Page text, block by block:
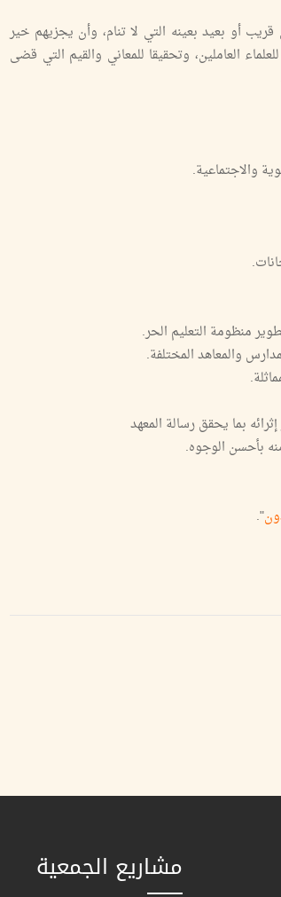
أو بعيد بعينه التي لا تنام، وأن يجزيهم خير
العاملين، وتحقيقا للمعاني والقيم التي قضى
".
مشاريع الجمعية